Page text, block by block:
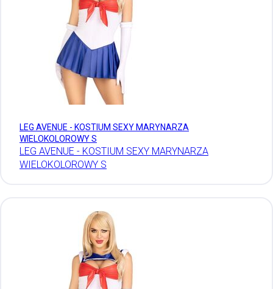
LEG AVENUE - KOSTIUM SEXY MARYNARZA
WIELOKOLOROWY S
LEG AVENUE - KOSTIUM SEXY MARYNARZA
WIELOKOLOROWY S